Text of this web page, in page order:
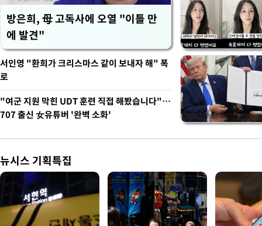
방은희, 母 고독사에 오열 "이틀 만
에 발견"
서인영 "환희가 크리스마스 같이 보내자 해" 폭
로
"여군 지원 막힌 UDT 훈련 직접 해봤습니다"…
707 출신 女유튜버 '완벽 소화'
뉴시스 기획특집